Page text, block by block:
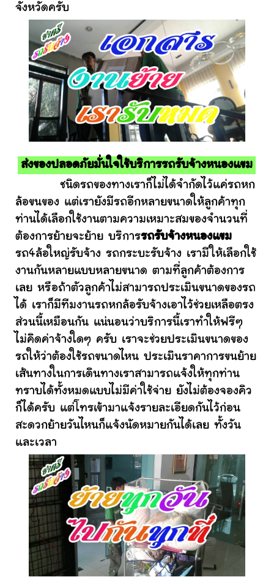
จังหวัดครับ
ส่งของปลอดภัยมั่นใจใช้บริการรถรับจ้างหนองแขม
ชนิดรถของทางเราก็ไม่ได้จำกัดไว้แค่รถหก
ล้อขนของ แต่เรายังมีรถอีกหลายขนาดให้ลูกค้าทุก
ท่านได้เลือกใช้งานตามความเหมาะสมของจำนวนที่
ต้องการย้ายจะย้าย บริการรถรับจ้างหนองแขม
รถ4ล้อใหญ่รับจ้าง รถกระบะรับจ้าง เรามีให้เลือกใช้
งานกันหลายแบบหลายขนาด ตามที่ลูกค้าต้องการ
เลย หรือถ้าตัวลูกค้าไม่สามารถประเมินขนาดของรถ
ได้ เราก็มีทีมงานรถหกล้อรับจ้างเอาไว้ช่วยเหลือตรง
ส่วนนี้เหมือนกัน แน่นอนว่าบริการนี้เราทำให้ฟรีๆ
ไม่คิดค่าจ้างใดๆ ครับ เราจะช่วยประเมินขนาดของ
รถให้ว่าต้องใช้รถขนาดไหน ประเมินราคาการขนย้าย
เส้นทางในการเดินทางเราสามารถแจ้งให้ทุกท่าน
ทราบได้ทั้งหมดแบบไม่มีค่าใช้จ่าย ยังไม่ต้องจองคิว
ก็ได้ครับ แต่โทรเข้ามาแจ้งรายละเอียดกันไว้ก่อน
สะดวกย้ายวันไหนก็แจ้งนัดหมายกันได้เลย ทั้งวัน
และเวลา